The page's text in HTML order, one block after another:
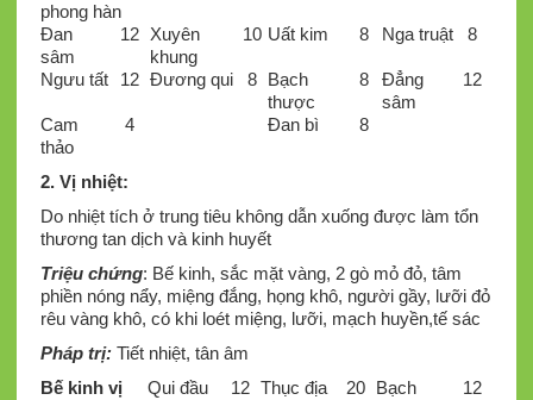
phong hàn
Đan
sâm
12 Xuyên
khung
10 Uất kim 8 Nga truật 8
Ngưu tất 12 Đương qui 8 Bạch
thược
8
Đẳng
sâm
12
Cam
thảo
4 Đan bì 8
2. Vị nhiệt:
Do nhiệt tích ở trung tiêu không dẫn xuống được làm tổn
thương tan dịch và kinh huyết
Triệu chứng: Bế kinh, sắc mặt vàng, 2 gò mỏ đỏ, tâm
phiền nóng nẩy, miệng đắng, họng khô, người gầy, lưỡi đỏ
rêu vàng khô, có khi loét miệng, lưỡi, mạch huyền,tế sác
Pháp trị:Tiết nhiệt, tân âm
Bế kinh vị
Qui đầu 12 Thục địa 20
Bạch
12